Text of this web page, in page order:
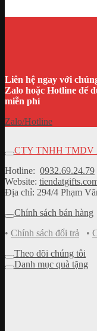
Liên hệ ngay với
Zalo hoặc Hotline để
miễn phí
Zalo/Hotline
CTY TNHH
Hotline: 0932.69.24.79
Website:
Địa chỉ: 294/4 Phạm
Chính sách bán hàng
• Chính sách đổi trả •
Theo dõi chúng tôi
Danh mục quà tặng